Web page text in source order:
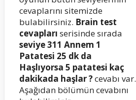
cevaplarını sitemizde
bulabilirsiniz. Brain test
cevapları serisinde sırada
seviye 311 Annem 1
Patatesi 25 dk da
Haşlıyorsa 5 patatesi kaç
dakikada haşlar ?cevabı var.
Aşağıdan bölümün cevabını